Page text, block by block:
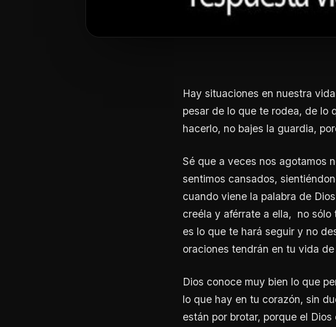
Hay situaciones en nuestra
pesar de lo que te rodea, de lo
hacerlo, no bajes la guardia,
Sé que a veces nos agotamos
sentimos cansados,
cuando viene la palabra de
creéla y aférrate a ella, no
es lo que te hará seguir y no
oraciones tendrán en tu vida
Dios conoce muy bien lo que
lo que hay en tu corazón, sin
están por brotar, porque el